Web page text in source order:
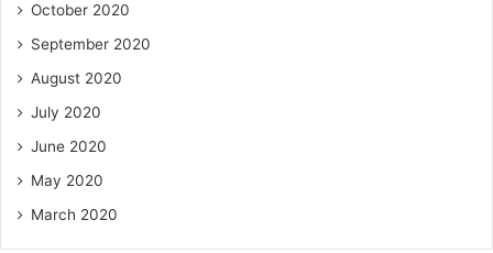
October 2020
September 2020
August 2020
July 2020
June 2020
May 2020
March 2020